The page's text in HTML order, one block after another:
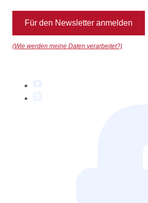
Für den Newsletter anmelden
(Wie werden meine Daten verarbeitet?)